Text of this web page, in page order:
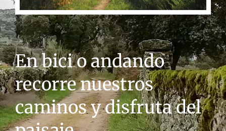
En bici o andando
recorre nuestros
caminos y disfruta del